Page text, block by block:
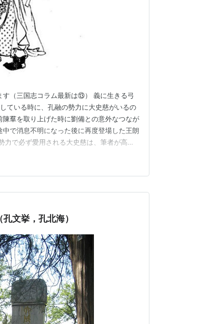
（三国志コラム最新は⑬） 義に生きる弓
ている時に、孔融の勢力に大史慈がいるの
羣を取り上げた時に劉備との意外なつなが
で消息不明になった後に再度登場した王朗
で必ず愛用される大史慈は、筆者が高校
り、それがそのまま氏へと変わった例の一
時代からよく見…
文挙，孔北海）